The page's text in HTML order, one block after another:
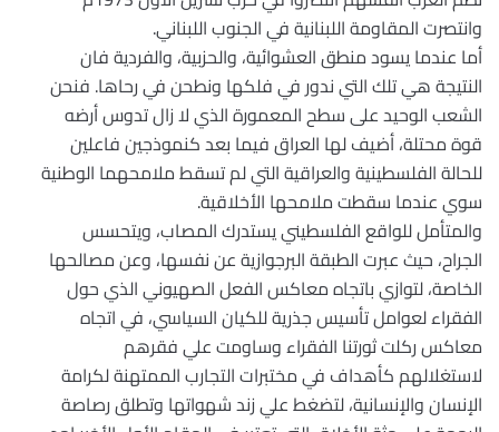
وانتصرت المقاومة اللبنانية في الجنوب اللبناني.
أما عندما يسود منطق العشوائية، والحزبية، والفردية فان
النتيجة هي تلك التي ندور في فلكها ونطحن في رحاها. فنحن
الشعب الوحيد على سطح المعمورة الذي لا زال تدوس أرضه
قوة محتلة، أضيف لها العراق فيما بعد كنموذجين فاعلين
للحالة الفلسطينية والعراقية التي لم تسقط ملامحهما الوطنية
سوي عندما سقطت ملامحها الأخلاقية.
والمتأمل للواقع الفلسطيني يستدرك المصاب، ويتحسس
الجراح، حيث عبرت الطبقة البرجوازية عن نفسها، وعن مصالحها
الخاصة، لتوازي باتجاه معاكس الفعل الصهيوني الذي حول
الفقراء لعوامل تأسيس جذرية للكيان السياسي، في اتجاه
معاكس ركلت ثورتنا الفقراء وساومت علي فقرهم
لاستغلالهم كأهداف في مختبرات التجارب الممتهنة لكرامة
الإنسان والإنسانية، لتضغط علي زند شهواتها وتطلق رصاصة